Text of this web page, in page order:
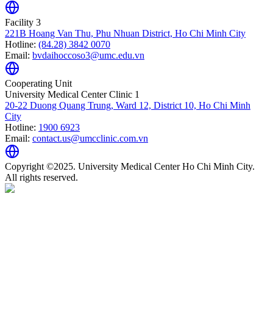
Facility 3
221B Hoang Van Thu, Phu Nhuan District, Ho Chi Minh City
Hotline: (84.28) 3842 0070
Email: bvdaihoccoso3@umc.edu.vn
Cooperating Unit
University Medical Center Clinic 1
20-22 Duong Quang Trung, Ward 12, District 10, Ho Chi Minh
City
Hotline: 1900 6923
Email: contact.us@umcclinic.com.vn
Copyright ©2025. University Medical Center Ho Chi Minh City.
All rights reserved.